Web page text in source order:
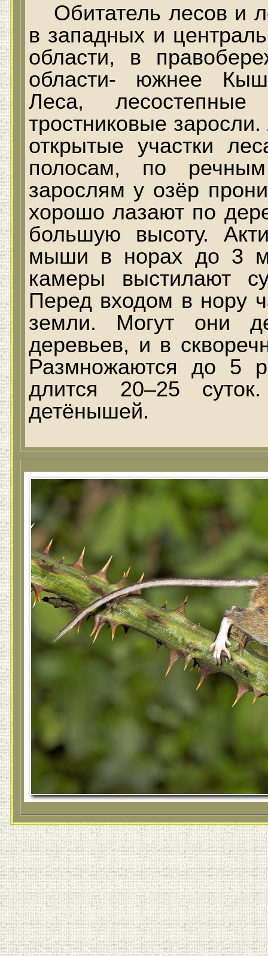
Обитатель лесов и
в западных и
области, в
области- южнее
Леса,
тростниковые
открытые участки
полосам, по
зарослям у озёр
хорошо лазают по
большую высоту.
мыши в норах до 3
камеры выстилают
Перед входом в нору
земли. Могут они
деревьев, и в
Размножаются до 5
длится 20–25
детёнышей.